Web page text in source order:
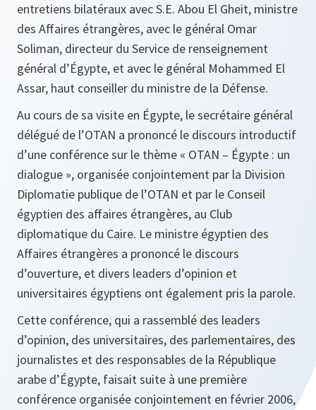
entretiens bilatéraux avec S.E. Abou El Gheit, ministre
des Affaires étrangères, avec le général Omar
Soliman, directeur du Service de renseignement
général d’Égypte, et avec le général Mohammed El
Assar, haut conseiller du ministre de la Défense.
Au cours de sa visite en Égypte, le secrétaire général
délégué de l’OTAN a prononcé le discours introductif
d’une conférence sur le thème « OTAN – Égypte : un
dialogue », organisée conjointement par la Division
Diplomatie publique de l’OTAN et par le Conseil
égyptien des affaires étrangères, au Club
diplomatique du Caire. Le ministre égyptien des
Affaires étrangères a prononcé le discours
d’ouverture, et divers leaders d’opinion et
universitaires égyptiens ont également pris la parole.
Cette conférence, qui a rassemblé des leaders
d’opinion, des universitaires, des parlementaires, des
journalistes et des responsables de la République
arabe d’Égypte, faisait suite à une première
conférence organisée conjointement en février 2006,